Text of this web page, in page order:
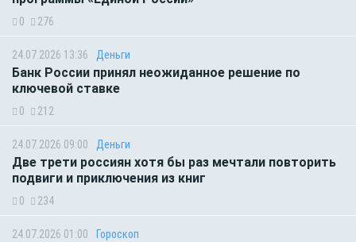
0 276
24.07.2026 13:36 Деньги
Банк России принял неожиданное решение по
ключевой ставке
0 212
24.07.2026 09:00 Деньги
Две трети россиян хотя бы раз мечтали повторить
подвиги и приключения из книг
0 234
24.07.2026 01:00 Гороскоп